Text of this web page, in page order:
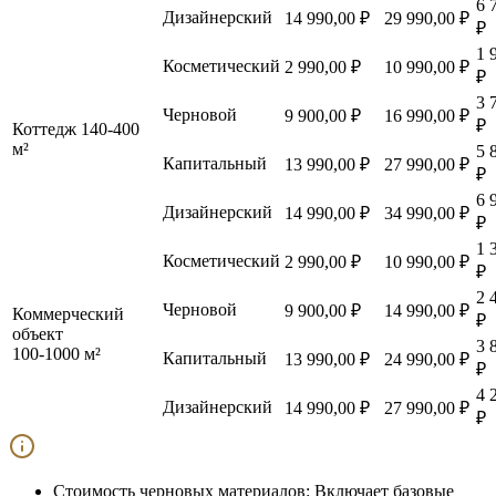
Дизайнерский 14 990,00 ₽ 29 990,00 ₽
6
₽
Коттедж 140-400
м²
Косметический 2 990,00 ₽ 10 990,00 ₽
1
₽
Черновой
9 900,00 ₽ 16 990,00 ₽
3
₽
Капитальный
13 990,00 ₽ 27 990,00 ₽
5
₽
Дизайнерский
14 990,00 ₽ 34 990,00 ₽
6
₽
Коммерческий
объект
100-1000 м²
Косметический 2 990,00 ₽ 10 990,00 ₽
1
₽
Черновой
9 900,00 ₽ 14 990,00 ₽
2
₽
Капитальный
13 990,00 ₽ 24 990,00 ₽
3
₽
Дизайнерский
14 990,00 ₽ 27 990,00 ₽
4
₽
Стоимость черновых материалов: Включает базовые